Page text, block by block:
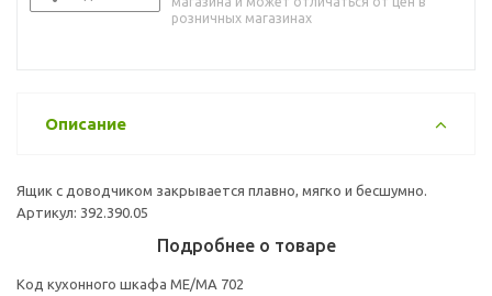
розничных магазинах
Описание
Ящик с доводчиком закрывается плавно, мягко и бесшумно.
Артикул: 392.390.05
Подробнее о товаре
Код кухонного шкафа ME/MA 702